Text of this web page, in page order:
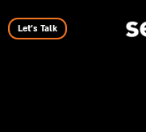
Let's Talk